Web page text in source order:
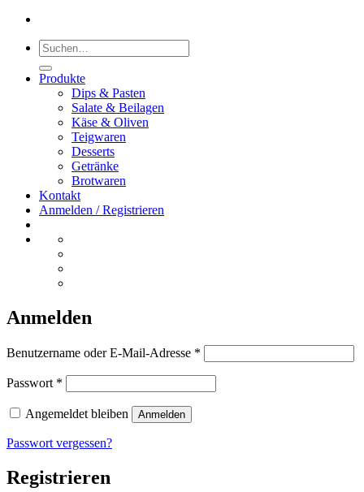
Suchen
nach:
Produkte
Dips & Pasten
Salate & Beilagen
Käse & Oliven
Teigwaren
Desserts
Getränke
Brotwaren
Kontakt
Anmelden / Registrieren
Anmelden
Benutzername oder E-Mail-Adresse *
Passwort *
Angemeldet bleiben Anmelden
Passwort vergessen?
Registrieren